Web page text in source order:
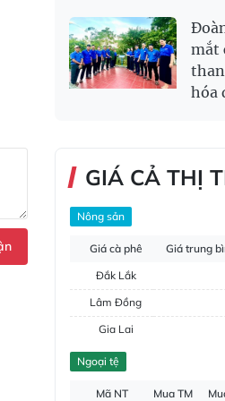
mắt
hóa
GIÁ CẢ THỊ
Nông sản
Giá cà phê Giá trung
Đắk Lắk
Lâm Đồng
Gia Lai
Đắk Nông
Ngoại tệ
Mã NT Mua TM